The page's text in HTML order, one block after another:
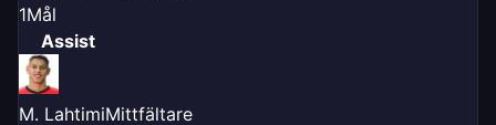
1Mål
Assist
M. LahtimiMittfältare